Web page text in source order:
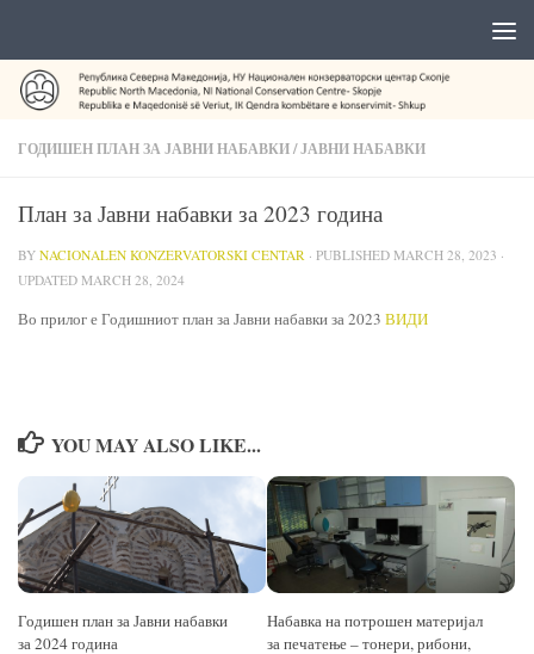
ГОДИШЕН ПЛАН ЗА ЈАВНИ НАБАВКИ/ЈАВНИ НАБАВКИ
План за Јавни набавки за 2023 година
BY NACIONALEN KONZERVATORSKI CENTAR · PUBLISHED MARCH 28, 2023 ·
UPDATED MARCH 28, 2024
Во прилог е Годишниот план за Јавни набавки за 2023 ВИДИ
YOU MAY ALSO LIKE...
Годишен план за Јавни набавки
за 2024 година
Набавка на потрошен материјал
за печатење – тонери, рибони,